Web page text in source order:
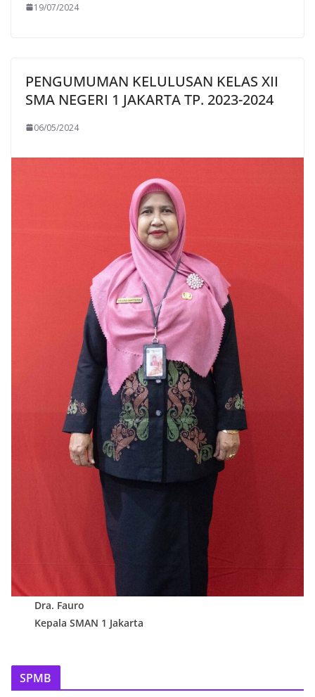
19/07/2024
PENGUMUMAN KELULUSAN KELAS XII
SMA NEGERI 1 JAKARTA TP. 2023-2024
06/05/2024
Dra. Fauro
Kepala SMAN 1 Jakarta
SPMB